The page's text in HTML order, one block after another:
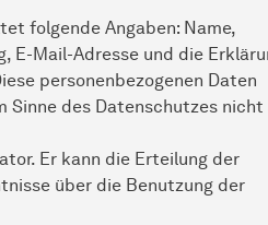
folgende Angaben: Name,
E-Mail-Adresse und die
personenbezogenen Daten
des Datenschutzes nicht
Er kann die Erteilung der
über die Benutzung der